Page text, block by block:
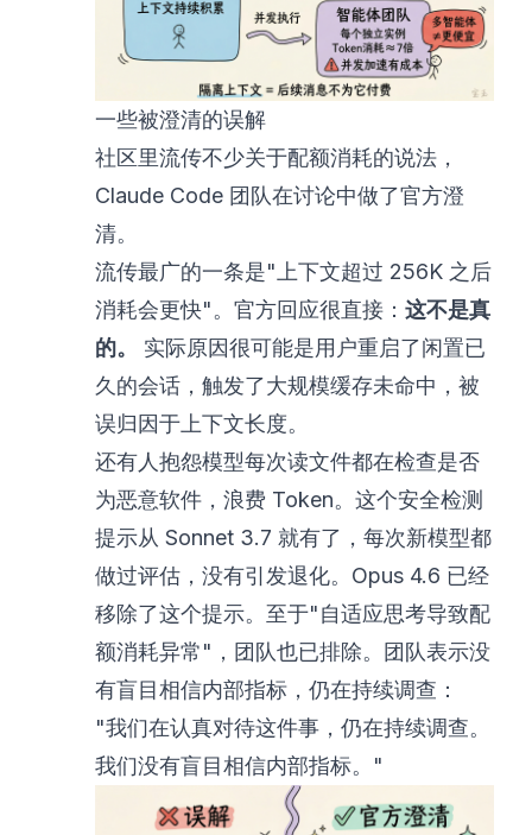
一些被澄清的误解
社区里流传不少关于配额消耗的说法，
Claude Code 团队在讨论中做了官方澄
清。
流传最广的一条是"上下文超过 256K 之后
消耗会更快"。官方回应很直接： 这不是真
的。
实际原因很可能是用户重启了闲置已
久的会话，触发了大规模缓存未命中，被
误归因于上下文长度。
还有人抱怨模型每次读文件都在检查是否
为恶意软件，浪费 Token。这个安全检测
提示从 Sonnet 3.7 就有了，每次新模型都
做过评估，没有引发退化。Opus 4.6 已经
移除了这个提示。至于"自适应思考导致配
额消耗异常"，团队也已排除。团队表示没
有盲目相信内部指标，仍在持续调查：
"我们在认真对待这件事，仍在持续调查。
我们没有盲目相信内部指标。"